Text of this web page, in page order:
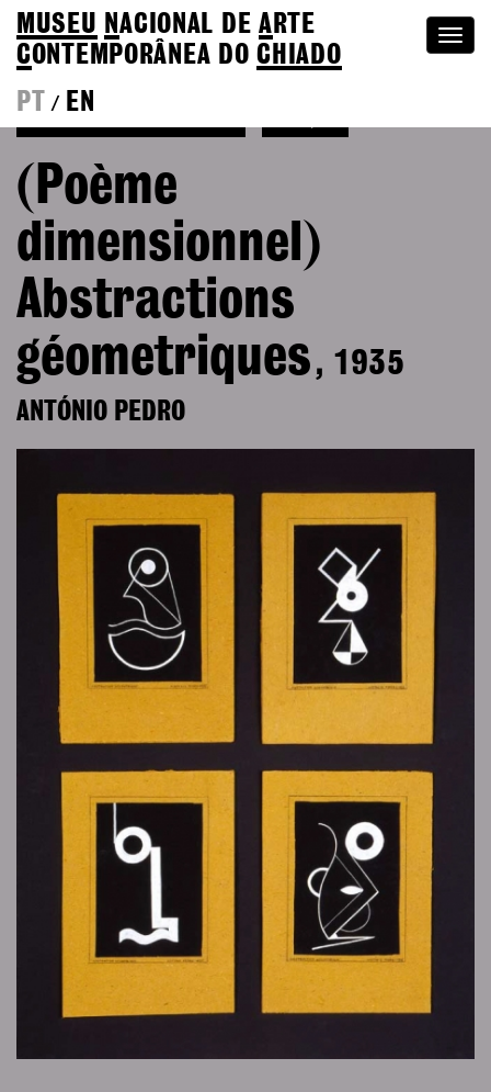
MUSEU NACIONAL DEA RTE
CONTEMPORÂNEA DOCHIADO
PT
/ EN
(Poème
dimensionnel)
Abstractions
géometriques , 1935
ANTÓNIO PEDRO